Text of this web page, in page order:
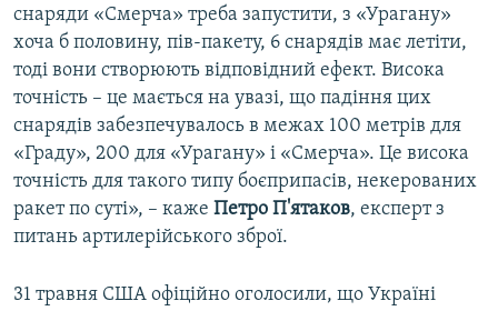
снаряди «Смерча» треба запустити, з «Урагану»
хоча б половину, пів-пакету, 6 снарядів має летіти,
тоді вони створюють відповідний ефект. Висока
точність – це мається на увазі, що падіння цих
снарядів забезпечувалось в межах 100 метрів для
«Граду», 200 для «Урагану» і «Смерча». Це висока
точність для такого типу боєприпасів, некерованих
ракет по суті», – каже Петро П'ятаков, експерт з
питань артилерійського зброї.
31 травня США офіційно оголосили, що Україні